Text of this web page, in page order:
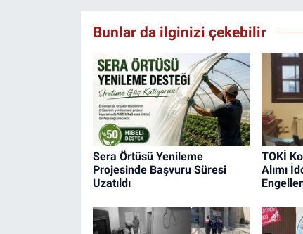
Bunlar da ilginizi çekebilir
Sera Örtüsü Yenileme
Projesinde Başvuru Süresi
Uzatıldı
TOKİ
Alımı